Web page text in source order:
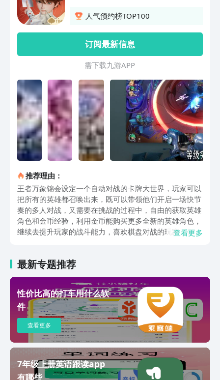
人气预约榜TOP100
订阅最新信息
需 下 载 九 游 A P P
推荐理由：
王者万象锦会设定一个自动对战的卡牌大世界，玩家可以
把所有的英雄都召唤出来，既可以带领他们开启一场快节
奏的多人对战，又需要在挑战的过程中，自由的获取英雄
角色和金币经验，利用金币能购买更多全新的英雄角色，
继续去提升玩家的战斗能力，喜欢棋盘对战的玩家，都可
配，成员可以来游戏里展现自己的临场决策能力。开启之
后将会进行一场6人对决，每个成员都会选择自己喜欢的
成员，针对这个角色会设定专属的技能天赋，接着对战开
始之后，角色就会在棋盘上释放技能，通过英雄之间的互
相对抗，减弱对方的血量，让自己成为最终的获胜者，角
色入场之后都会有初始生命值，每进行一次战斗对玩家的
个人生命值会带来影响，但战斗过程中不需要玩家实际操
作，角色会自动在游戏里开启回合制对抗，挑战过程中要
合理应用角色的不同技能，玩家除了触发这些专属技能之
外，还可以通过提升他们的等级，让角色拥有特定秘技，
有机会在战斗过程中打出更高的伤害。挑战过程中会有多
查看更多
最新专题推荐
性价比高的打车用什么软
件
查看更多
7年级上册英语跟读app
有哪些